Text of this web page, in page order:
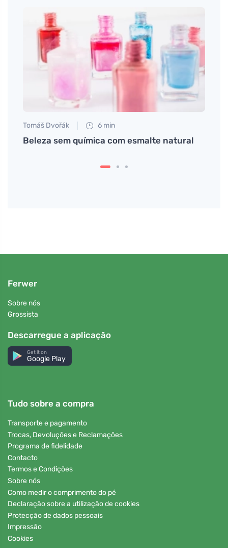
Tomáš Dvořák 6 min
Beleza sem química com esmalte natural
Ferwer
Sobre nós
Grossista
Descarregue a aplicação
Get it on
Google Play
Tudo sobre a compra
Transporte e pagamento
Trocas, Devoluções e Reclamações
Programa de fidelidade
Contacto
Termos e Condições
Sobre nós
Como medir o comprimento do pé
Declaração sobre a utilização de cookies
Protecção de dados pessoais
Impressão
Cookies